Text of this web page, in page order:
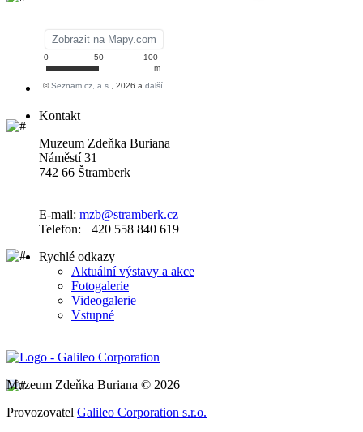
Kontakt
Muzeum Zdeňka Buriana
Náměstí 31
742 66 Štramberk
E-mail: mzb@stramberk.cz
Telefon: +420 558 840 619
Rychlé odkazy
Aktuální výstavy a akce
Fotogalerie
Videogalerie
Vstupné
Muzeum Zdeňka Buriana © 2026
Provozovatel Galileo Corporation s.r.o.